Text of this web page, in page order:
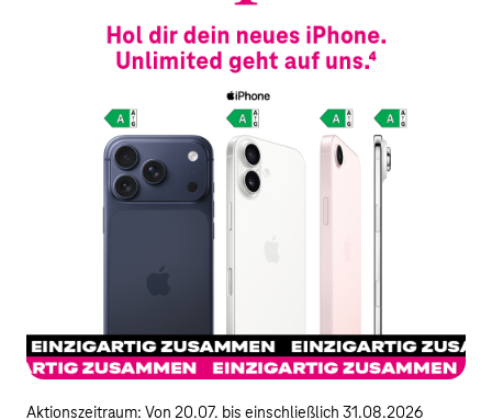
Aktionszeitraum: Von 20.07. bis einschließlich 31.08.2026